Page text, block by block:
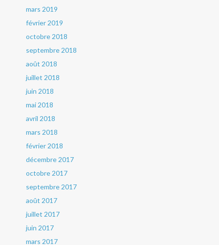
mars 2019
février 2019
octobre 2018
septembre 2018
août 2018
juillet 2018
juin 2018
mai 2018
avril 2018
mars 2018
février 2018
décembre 2017
octobre 2017
septembre 2017
août 2017
juillet 2017
juin 2017
mars 2017